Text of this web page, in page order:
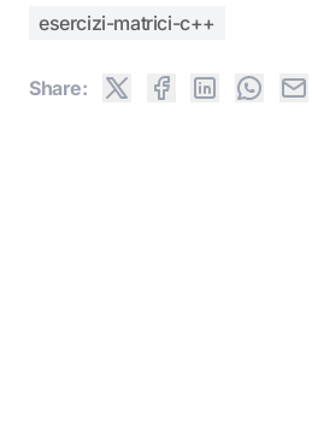
esercizi-matrici-c++
Share: